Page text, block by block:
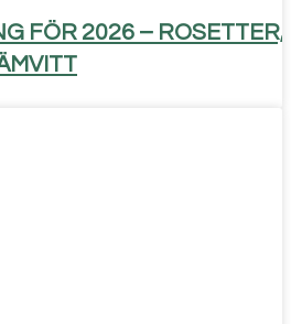
FÖR 2026 – ROSETTER,